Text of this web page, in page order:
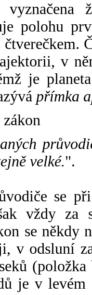
polohu
v
je
přímka
velké.".
se
vždy za
se někdy
v odsluní
je v